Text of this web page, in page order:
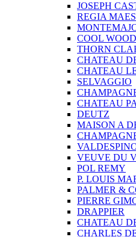
JOSEPH
REGIA
COOL
THORN
CHATEAU
CHATEAU
SELVAGGIO
CHATEAU
DEUTZ
MAISON A
VEUVE DU
POL REMY
P. LOUIS
PALMER &
PIERRE
DRAPPIER
CHATEAU
CHARLES